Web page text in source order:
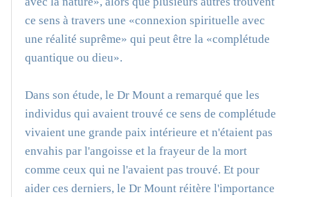
ce sens à travers une «connexion spirituelle avec
une réalité suprême» qui peut être la «complétude
quantique ou dieu».
Dans son étude, le Dr Mount a remarqué que les
individus qui avaient trouvé ce sens de complétude
vivaient une grande paix intérieure et n'étaient pas
envahis par l'angoisse et la frayeur de la mort
comme ceux qui ne l'avaient pas trouvé. Et pour
aider ces derniers, le Dr Mount réitère l'importance